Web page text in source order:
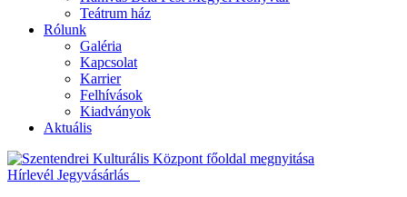
Teátrum ház
Rólunk
Galéria
Kapcsolat
Karrier
Felhívások
Kiadványok
Aktuális
Hírlevél Jegyvásárlás